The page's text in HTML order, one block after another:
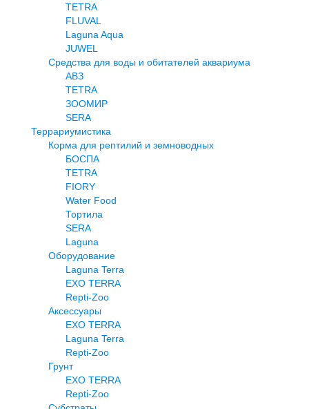
TETRA
FLUVAL
Laguna Aqua
JUWEL
Средства для воды и обитателей аквариума
АВЗ
TETRA
ЗООМИР
SERA
Террариумистика
Корма для рептилий и земноводных
БОСПА
TETRA
FIORY
Water Food
Тортила
SERA
Laguna
Оборудование
Laguna Terra
EXO TERRA
Repti-Zoo
Аксессуары
EXO TERRA
Laguna Terra
Repti-Zoo
Грунт
EXO TERRA
Repti-Zoo